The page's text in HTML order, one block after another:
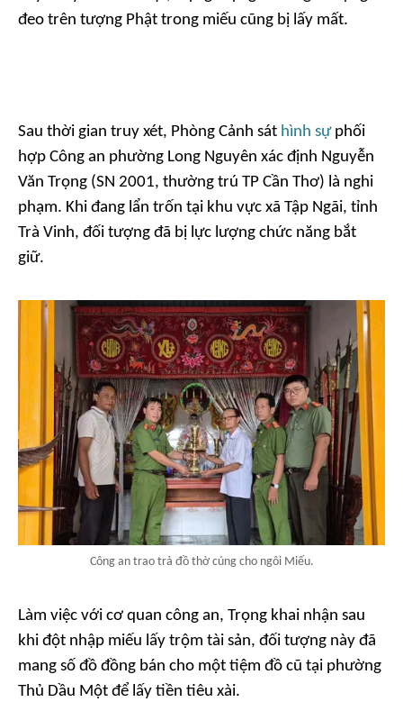
đeo trên tượng Phật trong miếu cũng bị lấy mất.
Sau thời gian truy xét, Phòng Cảnh sát hình sựphối
hợp Công an phường Long Nguyên xác định Nguyễn
Văn Trọng (SN 2001, thường trú TP Cần Thơ) là nghi
phạm. Khi đang lẩn trốn tại khu vực xã Tập Ngãi, tỉnh
Trà Vinh, đối tượng đã bị lực lượng chức năng bắt
giữ.
Công an trao trả đồ thờ cúng cho ngôi Miếu.
Làm việc với cơ quan công an, Trọng khai nhận sau
khi đột nhập miếu lấy trộm tài sản, đối tượng này đã
mang số đồ đồng bán cho một tiệm đồ cũ tại phường
Thủ Dầu Một để lấy tiền tiêu xài.